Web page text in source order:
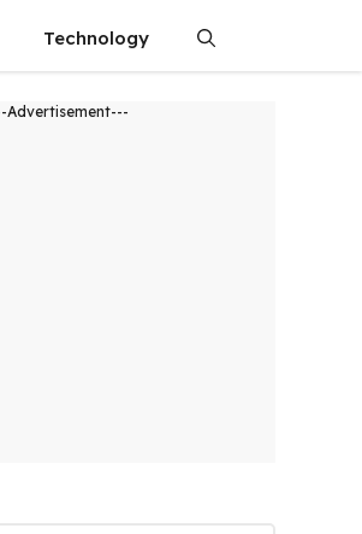
Technology
Advertisement---